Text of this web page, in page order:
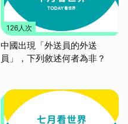
126人次
中國出現「外送員的外送
員」，下列敘述何者為非？